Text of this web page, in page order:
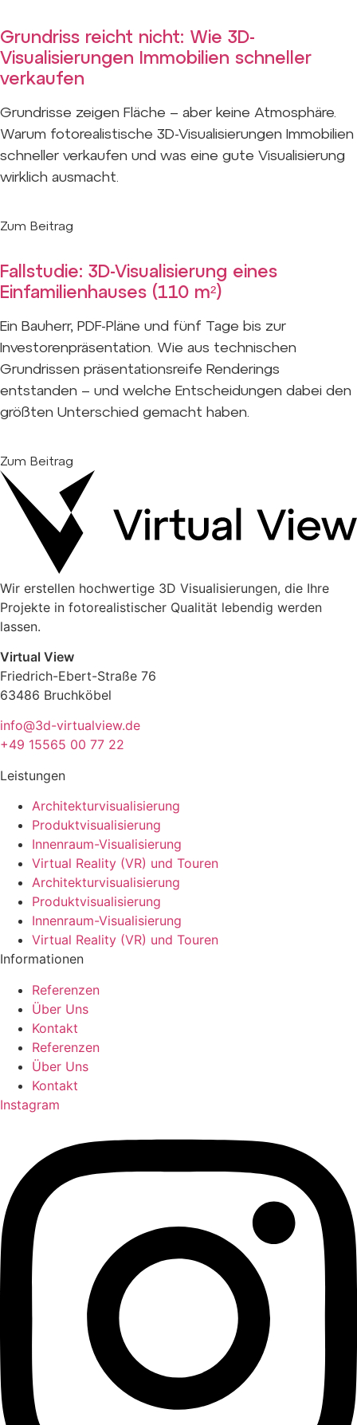
Grundriss reicht nicht: Wie 3D-
Visualisierungen Immobilien schneller
verkaufen
Grundrisse zeigen Fläche – aber keine Atmosphäre.
Warum fotorealistische 3D-Visualisierungen Immobilien
schneller verkaufen und was eine gute Visualisierung
wirklich ausmacht.
Zum Beitrag
Fallstudie: 3D-Visualisierung eines
Einfamilienhauses (110 m²)
Ein Bauherr, PDF-Pläne und fünf Tage bis zur
Investorenpräsentation. Wie aus technischen
Grundrissen präsentationsreife Renderings
entstanden – und welche Entscheidungen dabei den
größten Unterschied gemacht haben.
Zum Beitrag
Wir erstellen hochwertige 3D Visualisierungen, die Ihre
Projekte in fotorealistischer Qualität lebendig werden
lassen.
Virtual View
Friedrich-Ebert-Straße 76
63486 Bruchköbel
info@3d-virtualview.de
+49 15565 00 77 22
Leistungen
Architekturvisualisierung
Produktvisualisierung
Innenraum-Visualisierung
Virtual Reality (VR) und Touren
Architekturvisualisierung
Produktvisualisierung
Innenraum-Visualisierung
Virtual Reality (VR) und Touren
Informationen
Referenzen
Über Uns
Kontakt
Referenzen
Über Uns
Kontakt
Instagram